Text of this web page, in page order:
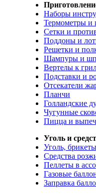
Наборы
Термометры
Сетки и
Поддоны и
Решетки и
Шампуры и
Вертелы к
Подставки и
Отсекатели
Планчи
Голландские
Чугунные
Пицца и
Уголь и
Уголь,
Средства
Пеллеты в
Газовые
Заправка